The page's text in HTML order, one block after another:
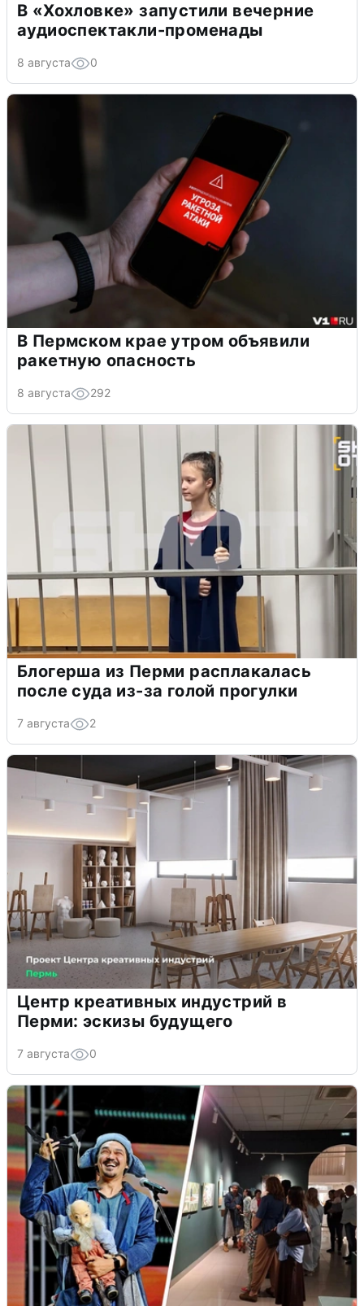
В «Хохловке» запустили вечерние
аудиоспектакли-променады
8 августа 0
В Пермском крае утром объявили
ракетную опасность
8 августа 292
Блогерша из Перми расплакалась
после суда из-за голой прогулки
7 августа 2
Центр креативных индустрий в
Перми: эскизы будущего
7 августа 0